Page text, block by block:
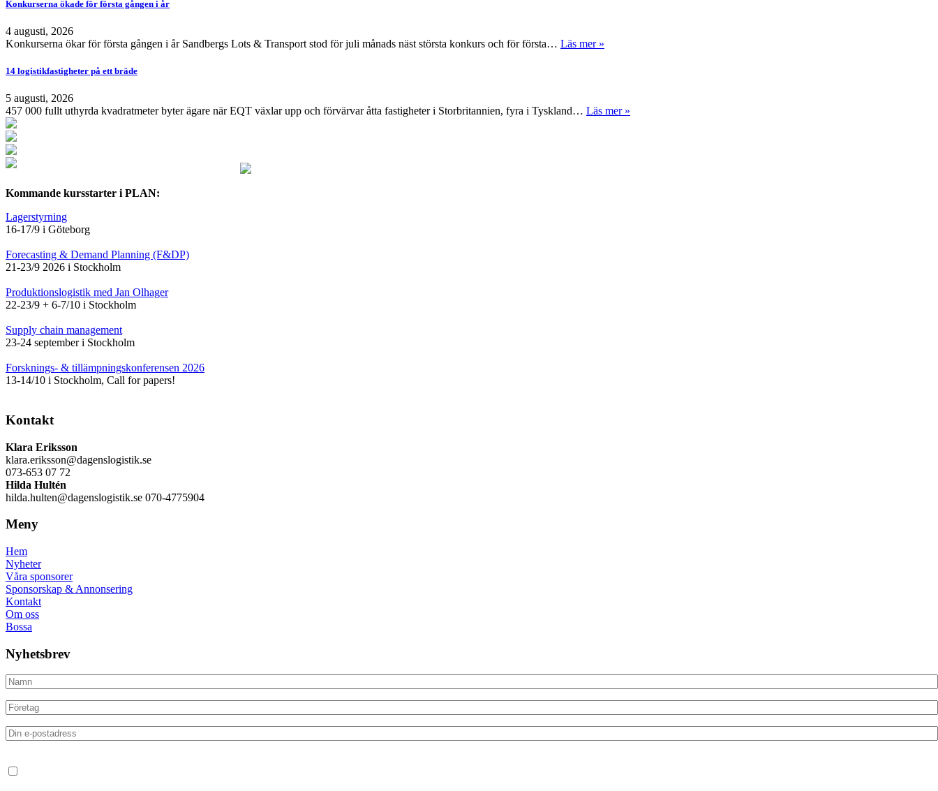
Konkurserna ökade för första gången i år
4 augusti, 2026
Konkurserna ökar för första gången i år Sandbergs Lots & Transport stod för juli månads näst största konkurs och för första… Läs mer »
14 logistikfastigheter på ett bräde
5 augusti, 2026
457 000 fullt uthyrda kvadratmeter byter ägare när EQT växlar upp och förvärvar åtta fastigheter i Storbritannien, fyra i Tyskland… Läs mer »
Kommande kursstarter i PLAN:
Lagerstyrning
16-17/9 i Göteborg
Forecasting & Demand Planning (F&DP)
21-23/9 2026 i Stockholm
Produktionslogistik med Jan Olhager
22-23/9 + 6-7/10 i Stockholm
Supply chain management
23-24 september i Stockholm
Forsknings- & tillämpningskonferensen 2026
13-14/10 i Stockholm, Call for papers!
Kontakt
Klara Eriksson
klara.eriksson@dagenslogistik.se
073-653 07 72
Hilda Hultén
hilda.hulten@dagenslogistik.se 070-4775904
Meny
Hem
Nyheter
Våra sponsorer
Sponsorskap & Annonsering
Kontakt
Om oss
Bossa
Nyhetsbrev